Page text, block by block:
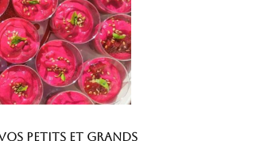
petits et grands